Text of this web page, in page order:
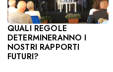
QUALI REGOLE
DETERMINERANNO I
NOSTRI RAPPORTI
FUTURI?